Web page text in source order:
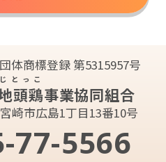
体商標登録 第5315957号
頭鶏
じとっこ
事業協同組合
崎市広島1丁目13番10号
77-5566